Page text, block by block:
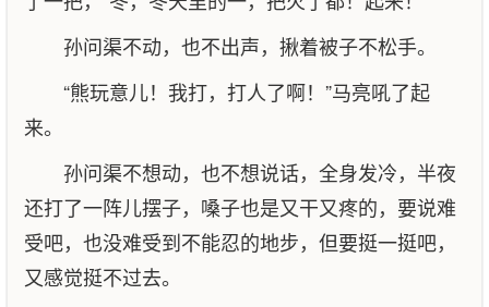
孙问渠不动，也不出声，揪着被子不松手。
“熊玩意儿！我打，打人了啊！”马亮吼了起
来。
孙问渠不想动，也不想说话，全身发冷，半夜
还打了一阵儿摆子，嗓子也是又干又疼的，要说难
受吧，也没难受到不能忍的地步，但要挺一挺吧，
又感觉挺不过去。